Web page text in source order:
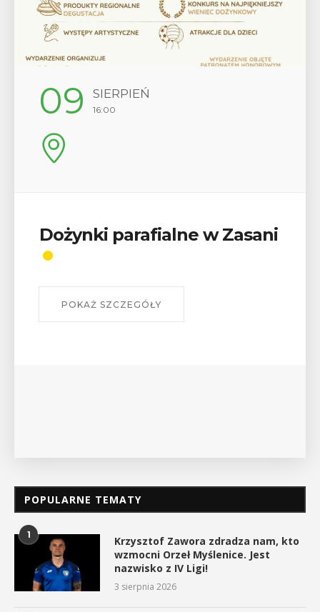
12 SIERPIEŃ
17:00
Wykład „Jak zdobyć
odznaki na myślenickich
W środę 12 sierpnia o godz. 17 w Miejskiej
POPULARNE TEMATY
1
Krzysztof Zawora zdradza nam, kto
wzmocni Orzeł Myślenice. Jest
nazwisko z IV Ligi!
3 sierpnia 2026